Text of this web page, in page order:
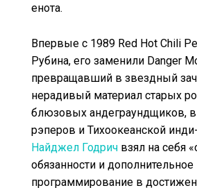
енота.
Впервые с 1989 Red Hot Chili
Рубина, его заменили Danger
превращавший в звездный
нерадивый материал старых
блюзовых андеграундщиков,
рэперов и Тихоокеанской
Найджел Годрич взял на себя
обязанности и дополнительное
программирование в